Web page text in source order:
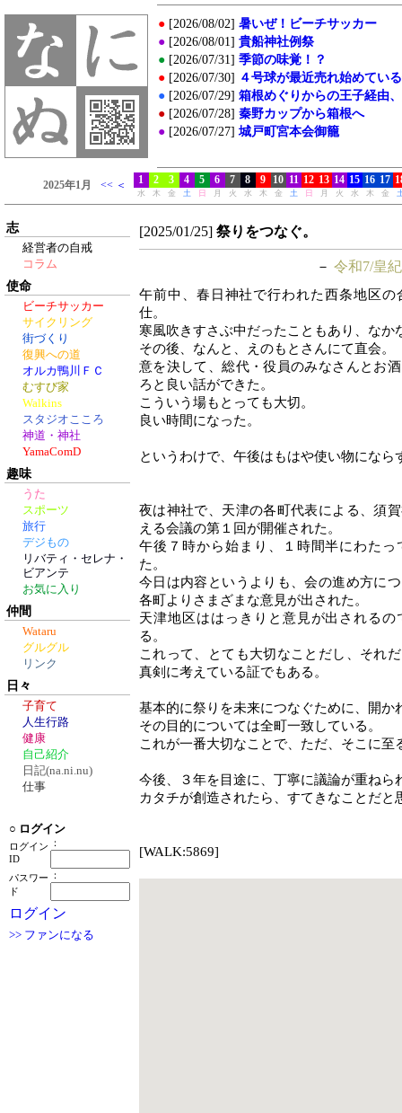
志
経営者の自戒
コラム
使命
ビーチサッカー
サイクリング
街づくり
復興への道
オルカ鴨川ＦＣ
むすび家
Walkins
スタジオこころ
神道・神社
YamaComD
趣味
うた
スポーツ
旅行
デジもの
リバティ・セレナ・
ビアンテ
お気に入り
仲間
Wataru
グルグル
リンク
日々
子育て
人生行路
健康
自己紹介
日記(na.ni.nu)
仕事
○ ログイン
ログイン
ID
：
パスワー
ド
：
ログイン
>> ファンになる
[2025/01/25] 祭りをつなぐ。
－ 令和7/皇
午前中、春日神社で行われた西条地区の
仕。
寒風吹きすさぶ中だったこともあり、なか
その後、なんと、えのもとさんにて直会。
意を決して、総代・役員のみなさんとお
ろと良い話ができた。
こういう場もとっても大切。
良い時間になった。
というわけで、午後はもはや使い物にな
夜は神社で、天津の各町代表による、須
える会議の第１回が開催された。
午後７時から始まり、１時間半にわたっ
た。
今日は内容というよりも、会の進め方に
各町よりさまざまな意見が出された。
天津地区ははっきりと意見が出されるの
る。
これって、とても大切なことだし、それ
真剣に考えている証でもある。
基本的に祭りを未来につなぐために、開か
その目的については全町一致している。
これが一番大切なことで、ただ、そこに至
今後、３年を目途に、丁寧に議論が重ね
カタチが創造されたら、すてきなことだと
[WALK:5869]